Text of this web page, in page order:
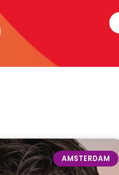
AMSTERDAM